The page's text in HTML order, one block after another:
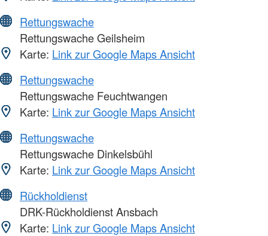
Rettungswache
Rettungswache Geilsheim
Karte: Link zur Google Maps Ansicht
Rettungswache
Rettungswache Feuchtwangen
Karte: Link zur Google Maps Ansicht
Rettungswache
Rettungswache Dinkelsbühl
Karte: Link zur Google Maps Ansicht
Rückholdienst
DRK-Rückholdienst Ansbach
Karte: Link zur Google Maps Ansicht